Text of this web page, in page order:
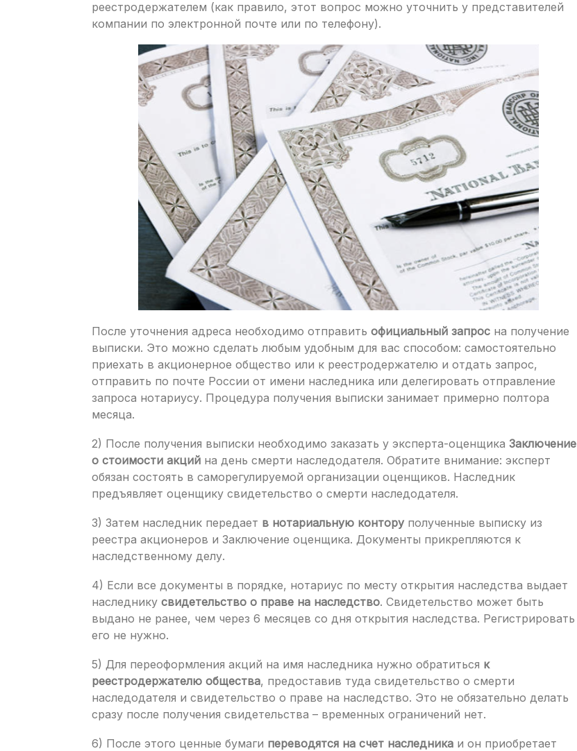
реестродержателем (как правило, этот вопрос можно уточнить у представителей
компании по электронной почте или по телефону).
После уточнения адреса необходимо отправить официальный запрос на получение
выписки. Это можно сделать любым удобным для вас способом: самостоятельно
приехать в акционерное общество или к реестродержателю и отдать запрос,
отправить по почте России от имени наследника или делегировать отправление
запроса нотариусу. Процедура получения выписки занимает примерно полтора
месяца.
2) После получения выписки необходимо заказать у эксперта-оценщика Заключение
о стоимости акций на день смерти наследодателя. Обратите внимание: эксперт
обязан состоять в саморегулируемой организации оценщиков. Наследник
предъявляет оценщику свидетельство о смерти наследодателя.
3) Затем наследник передает в нотариальную контору полученные выписку из
реестра акционеров и Заключение оценщика. Документы прикрепляются к
наследственному делу.
4) Если все документы в порядке, нотариус по месту открытия наследства выдает
наследнику свидетельство о праве на наследство. Свидетельство может быть
выдано не ранее, чем через 6 месяцев со дня открытия наследства. Регистрировать
его не нужно.
5) Для переоформления акций на имя наследника нужно обратиться к
реестродержателю общества, предоставив туда свидетельство о смерти
наследодателя и свидетельство о праве на наследство. Это не обязательно делать
сразу после получения свидетельства – временных ограничений нет.
6) После этого ценные бумаги переводятся на счет наследника и он приобретает